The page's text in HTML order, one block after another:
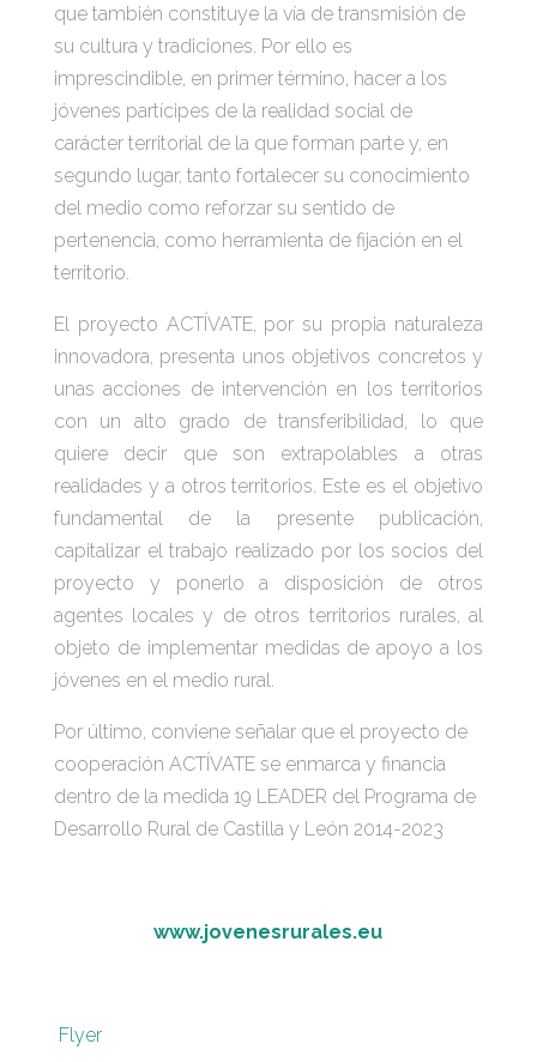
que también constituye la vía de transmisión de
su cultura y tradiciones. Por ello es
imprescindible, en primer término, hacer a los
jóvenes partícipes de la realidad social de
carácter territorial de la que forman parte y, en
segundo lugar, tanto fortalecer su conocimiento
del medio como reforzar su sentido de
pertenencia, como herramienta de fijación en el
territorio.
El proyecto ACTÍVATE, por su propia naturaleza
innovadora, presenta unos objetivos concretos y
unas acciones de intervención en los territorios
con un alto grado de transferibilidad, lo que
quiere decir que son extrapolables a otras
realidades y a otros territorios. Este es el objetivo
fundamental de la presente publicación,
capitalizar el trabajo realizado por los socios del
proyecto y ponerlo a disposición de otros
agentes locales y de otros territorios rurales, al
objeto de implementar medidas de apoyo a los
jóvenes en el medio rural.
Por último, conviene señalar que el proyecto de
cooperación ACTÍVATE se enmarca y financia
dentro de la medida 19 LEADER del Programa de
Desarrollo Rural de Castilla y León 2014-2023
www.jovenesrurales.eu
Flyer